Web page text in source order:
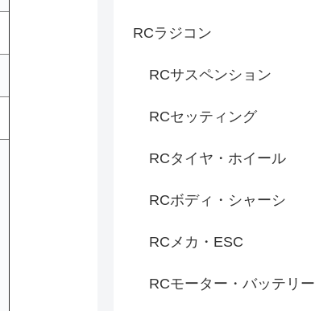
RCラジコン
RCサスペンション
RCセッティング
RCタイヤ・ホイール
RCボディ・シャーシ
RCメカ・ESC
RCモーター・バッテリー